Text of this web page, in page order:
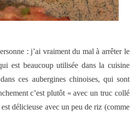
: j’ai vraiment du mal à arrêter le
est beaucoup utilisée dans la cuisine
ces aubergines chinoises, qui sont
c’est plutôt « avec un truc collé
délicieuse avec un peu de riz (comme